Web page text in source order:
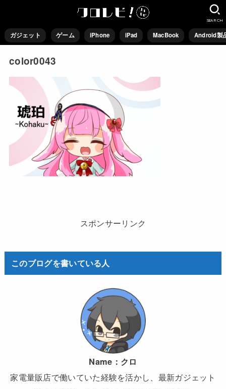
ガジェット ゲーム iPhone iPad MacBook Android製
SEARCH
color0043
スポンサーリンク
このブログを書いている人
Name： クロ
家電量販店で働いていた経験を活かし、最新ガジェット